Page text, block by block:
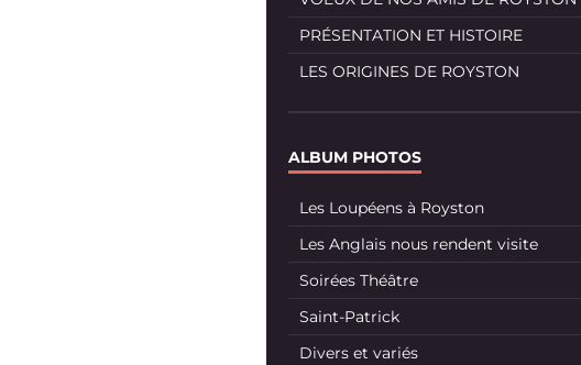
PRÉSENTATION ET HISTOIRE
LES ORIGINES DE ROYSTON
ALBUM PHOTOS
Les Loupéens à Royston
Les Anglais nous rendent visite
Soirées Théâtre
Saint-Patrick
Divers et variés